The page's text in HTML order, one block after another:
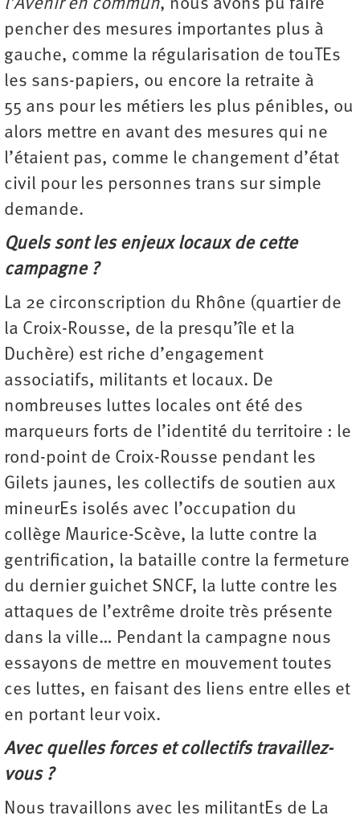
l’Avenir en commun, nous avons pu faire
pencher des mesures importantes plus à
gauche, comme la régularisation de touTEs
les sans-papiers, ou encore la retraite à
55 ans pour les métiers les plus pénibles, ou
alors mettre en avant des mesures qui ne
l’étaient pas, comme le changement d’état
civil pour les personnes trans sur simple
demande.
Quels sont les enjeux locaux de cette
campagne ?
La 2e circonscription du Rhône (quartier de
la Croix-Rousse, de la presqu’île et la
Duchère) est riche d’engagement
associatifs, militants et locaux. De
nombreuses luttes locales ont été des
marqueurs forts de l’identité du territoire : le
rond-point de Croix-Rousse pendant les
Gilets jaunes, les collectifs de soutien aux
mineurEs isolés avec l’occupation du
collège Maurice-Scève, la lutte contre la
gentrification, la bataille contre la fermeture
du dernier guichet SNCF, la lutte contre les
attaques de l’extrême droite très présente
dans la ville… Pendant la campagne nous
essayons de mettre en mouvement toutes
ces luttes, en faisant des liens entre elles et
en portant leur voix.
Avec quelles forces et collectifs travaillez-
vous ?
Nous travaillons avec les militantEs de La